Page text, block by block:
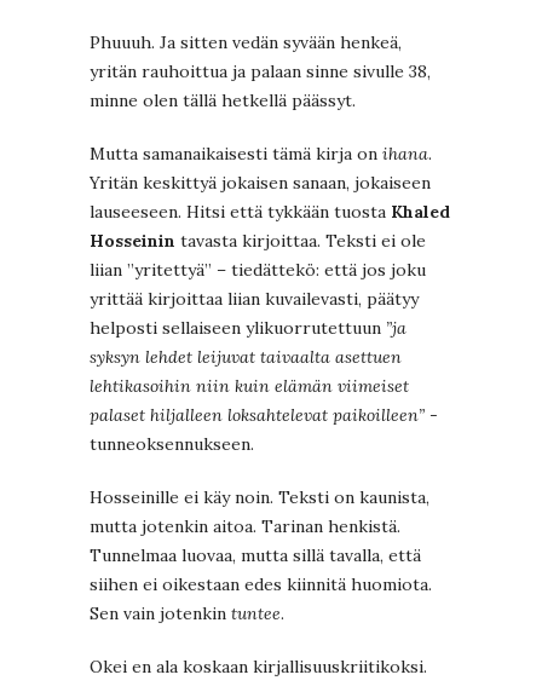
Phuuuh. Ja sitten vedän syvään henkeä,
yritän rauhoittua ja palaan sinne sivulle 38,
minne olen tällä hetkellä päässyt.
Mutta samanaikaisesti tämä kirja on ihana.
Yritän keskittyä jokaisen sanaan, jokaiseen
lauseeseen. Hitsi että tykkään tuosta Khaled
Hosseinin tavasta kirjoittaa. Teksti ei ole
liian ”yritettyä” – tiedättekö: että jos joku
yrittää kirjoittaa liian kuvailevasti, päätyy
helposti sellaiseen ylikuorrutettuun ”ja
syksyn lehdet leijuvat taivaalta asettuen
lehtikasoihin niin kuin elämän viimeiset
palaset hiljalleen loksahtelevat paikoilleen” -
tunneoksennukseen.
Hosseinille ei käy noin. Teksti on kaunista,
mutta jotenkin aitoa. Tarinan henkistä.
Tunnelmaa luovaa, mutta sillä tavalla, että
siihen ei oikestaan edes kiinnitä huomiota.
Sen vain jotenkin tuntee.
Okei en ala koskaan kirjallisuuskriitikoksi.